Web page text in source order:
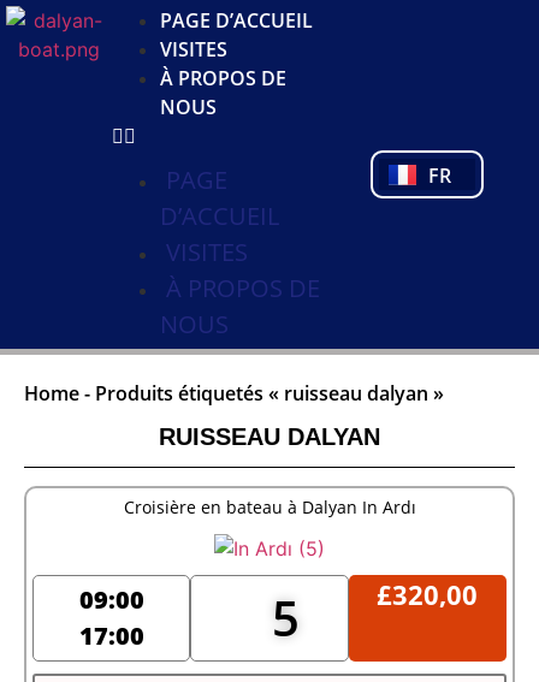
PAGE D’ACCUEIL
VISITES
À PROPOS DE
NOUS
PAGE
D’ACCUEIL
VISITES
À PROPOS DE
NOUS
FR
PT
TR
Home- Produits étiquetés « ruisseau dalyan »
RUISSEAU DALYAN
Croisière en bateau à Dalyan In Ardı
09:00
17:00
5 £320,00